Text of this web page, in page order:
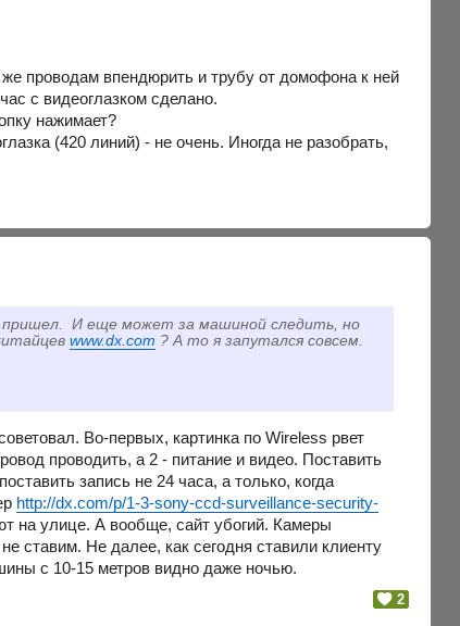
проводам впендюрить и трубу от домофона к ней
с видеоглазком сделано.
нажимает?
(420 линий) - не очень. Иногда не разобрать,
И еще может за машиной следить, но
www.dx.com ? А то я запутался совсем.
Во-первых, картинка по Wireless рвет
проводить, а 2 - питание и видео. Поставить
запись не 24 часа, а только, когда
http://dx.com/p/1-3-sony-ccd-surveillance-security-
на улице. А вообще, сайт убогий. Камеры
ставим. Не далее, как сегодня ставили клиенту
с 10-15 метров видно даже ночью.
2